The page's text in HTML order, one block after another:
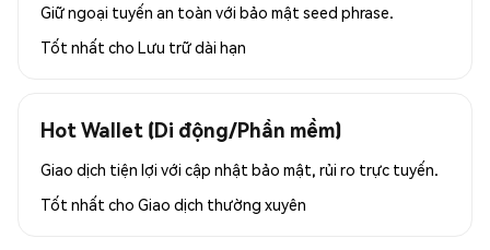
Giữ ngoại tuyến an toàn với bảo mật seed phrase.
Tốt nhất cho Lưu trữ dài hạn
Hot Wallet (Di động/Phần mềm)
Giao dịch tiện lợi với cập nhật bảo mật, rủi ro trực tuyến.
Tốt nhất cho Giao dịch thường xuyên